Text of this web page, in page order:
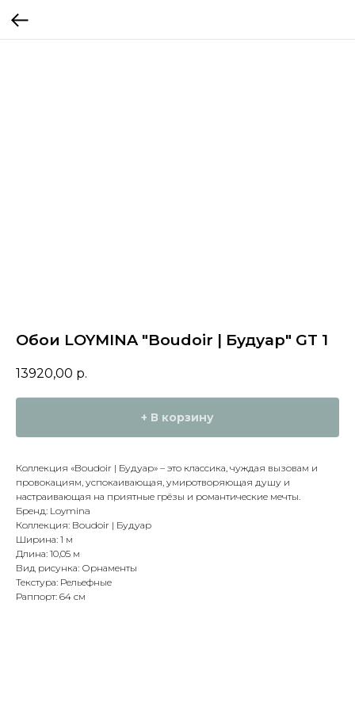
Обои LOYMINA "Boudoir | Будуар" GT 1
13920,00 р.
+ В корзину
Коллекция «Boudoir | Будуар» – это классика, чуждая вызовам и
провокациям, успокаивающая, умиротворяющая душу и
настраивающая на приятные грёзы и романтические мечты.
Бренд: Loymina
Коллекция: Boudoir | Будуар
Ширина: 1 м
Длина: 10,05 м
Вид рисунка: Орнаменты
Текстура: Рельефные
Раппорт: 64 см